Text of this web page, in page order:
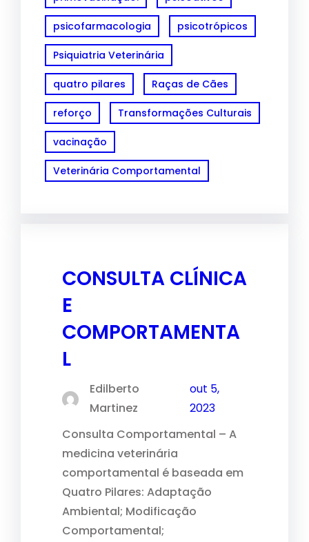
psicofarmacologia psicotrópicos
Psiquiatria Veterinária
quatro pilares Raças de Cães
reforço Transformações Culturais
vacinação
Veterinária Comportamental
CONSULTA CLÍNICA
E
COMPORTAMENTA
L
Edilberto
Martinez
out 5,
2023
Consulta Comportamental – A
medicina veterinária
comportamental é baseada em
Quatro Pilares: Adaptação
Ambiental; Modificação
Comportamental;